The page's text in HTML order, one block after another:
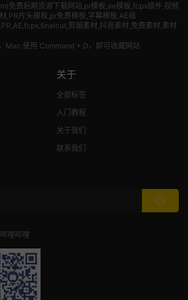
免费后期资源下载网站,pr模板,ae模板,fcpx插件,视频
,PR片头模板,pr免费模板,字幕模板,AE插
剪辑素材,抖音素材,免费素材,素材
Mac 使用 Command + D，即可收藏网站
关于
全部标签
入门教程
关于我们
联系我们
哩哔哩